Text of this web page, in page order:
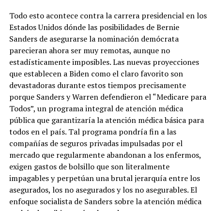
Todo esto acontece contra la carrera presidencial en los
Estados Unidos dónde las posibilidades de Bernie
Sanders de asegurarse la nominación demócrata
parecieran ahora ser muy remotas, aunque no
estadísticamente imposibles. Las nuevas proyecciones
que establecen a Biden como el claro favorito son
devastadoras durante estos tiempos precisamente
porque Sanders y Warren defendieron el “Medicare para
Todos”, un programa integral de atención médica
pública que garantizaría la atención médica básica para
todos en el país. Tal programa pondría fin a las
compañías de seguros privadas impulsadas por el
mercado que regularmente abandonan a los enfermos,
exigen gastos de bolsillo que son literalmente
impagables y perpetúan una brutal jerarquía entre los
asegurados, los no asegurados y los no asegurables. El
enfoque socialista de Sanders sobre la atención médica